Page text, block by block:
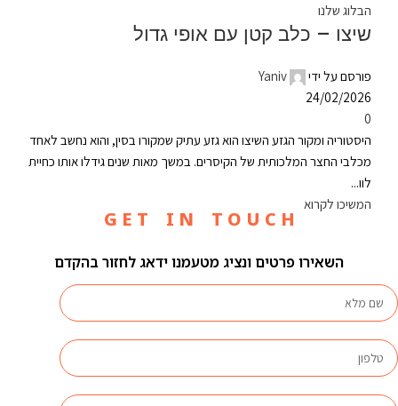
הבלוג שלנו
שיצו – כלב קטן עם אופי גדול
פורסם על ידי
Yaniv
24/02/2026
0
היסטוריה ומקור הגזע השיצו הוא גזע עתיק שמקורו בסין, והוא נחשב לאחד
מכלבי החצר המלכותית של הקיסרים. במשך מאות שנים גידלו אותו כחיית
לוו...
המשיכו לקרוא
G E T I N T O U C H
השאירו פרטים ונציג מטעמנו ידאג לחזור בהקדם